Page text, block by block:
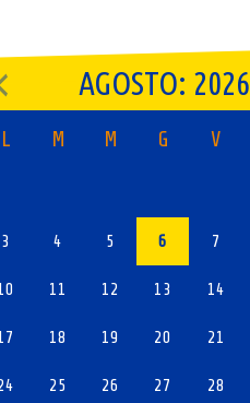
AGOSTO: 2026
L M M G V
3 4 5 6 7
11 12 13 14
18 19 20 21
25 26 27 28